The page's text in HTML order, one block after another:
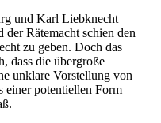
und Karl Liebknecht
Rätemacht schien den
zu geben. Doch das
dass die übergroße
unklare Vorstellung von
einer potentiellen Form